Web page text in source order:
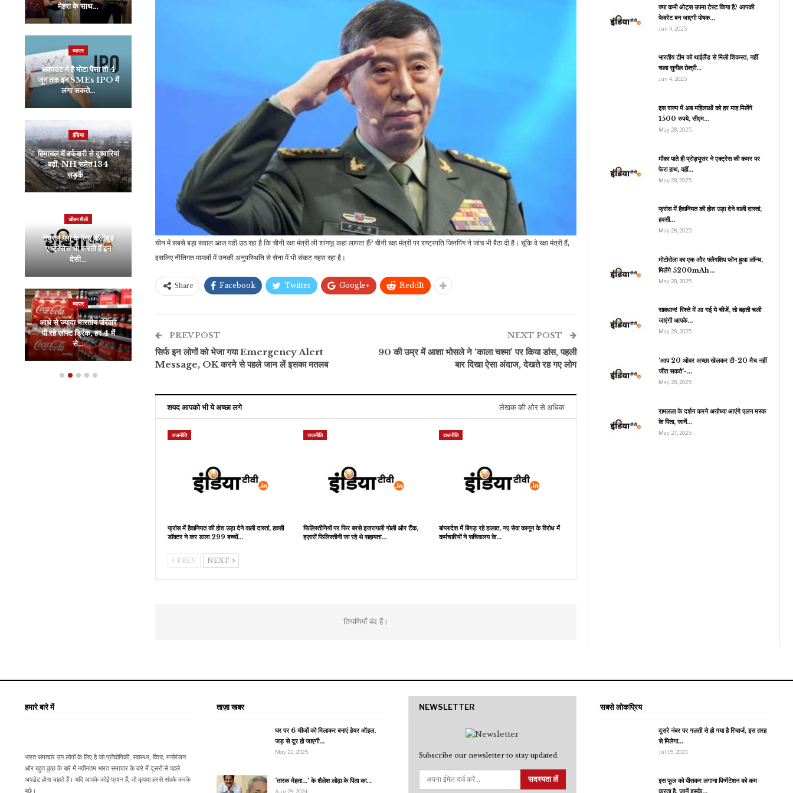
चीन में सबसे बड़ा सवाल आज यही उठ रहा है कि चीनी रक्षा मंत्री ली शांगफू कहा लापता हैं? चीनी रक्षा मंत्री पर राष्ट्रपति जिनपिंग ने जांच भी बैठा ​दी है। चूंकि वे रक्षा मंत्री हैं,
इसलिए नीतिगत मामलों में उनकी अनुपस्थिति से सेना में भी संकट गहरा रहा है।
Share Facebook Twitter Google+ ReddIt
PREV POST
सिर्फ इन लोगों को भेजा गया Emergency Alert
Message, OK करने से पहले जान लें इसका मतलब
NEXT POST
90 की उम्र में आशा भोसले ने ‘काला चश्मा’ पर किया डांस, पहली
बार दिखा ऐसा अंदाज, देखते रह गए लोग
शयद आपको भी ये अच्छा लगे लेखक की ओर से अधिक
राजनीति
फ्रांस में हैवानियत की होश उड़ा देने वाली दास्तां, हवसी
डॉक्टर ने कर डाला 299 बच्चों…
राजनीति
फिलिस्तीनियों पर फिर बरसे इजरायली गोली और टैंक,
हज़ारों फिलिस्तीनी जा रहे थे सहायता…
राजनीति
बांग्लादेश में बिगड़ रहे हालात, नए सेवा कानून के विरोध में
कर्मचारियों ने सचिवालय के…
PREV NEXT
टिप्पणियाँ बंद हैं।
क्या कभी ओट्स उपमा टेस्ट किया है? आपकी
फेवरेट बन जाएगी पोषक…
Jun 4, 2025
भारतीय टीम को थाईलैंड से मिली शिकस्त, नहीं
चला सुनील छेत्री…
Jun 4, 2025
इस राज्य में अब महिलाओं को हर माह मिलेंगे
1500 रुपये, सीएम…
May 28, 2025
मौका पाते ही प्रोड्यूसर ने एक्ट्रेस की कमर पर
फेरा हाथ, वहीं…
May 28, 2025
फ्रांस में हैवानियत की होश उड़ा देने वाली दास्तां,
हवसी…
May 28, 2025
मोटोरोला का एक और फ्लैगशिप फोन हुआ लॉन्च,
मिलेंगे 5200mAh…
May 28, 2025
सावधान! रिश्ते में आ गई ये चीजें, तो बढ़ती चली
जाएंगी आपके…
May 28, 2025
‘आप 20 ओवर अच्छा खेलकर टी-20 मैच नहीं
जीत सकते’-…
May 28, 2025
रामलला के दर्शन करने अयोध्या आएंगे एलन मस्क
के पिता, जानें…
May 27, 2025
मेहरा के साथ…
व्यापार
अकाउंट में है मोटा पैसा तो 4
जून तक इन SMEs IPO में
लगा सकते…
इंडिया
हिमाचल में बर्फबारी से दुश्वारियां
बढ़ीं, NH समेत 134
सड़कें…
जीवन शैली
नेचुरल ग्लो के लिए बॉलीवुड
एक्ट्रेसेस भी करती हैं इन
देसी…
व्यापार
आधे से ज्यादा भारतीय परिवार
पी रहे सॉफ्ट ड्रिंक, हर 4 में
से…
संजय लीला भंसाली की मां ने
कपड़े सिलकर किया था गुजारा,
अब…
व्यापार
कृषि भूमि में निवेश करना एक
स्मार्ट डिसीजन, जोरदार रिटर्न
के…
“पीएम मोदी ने पाकिस्तान से भी
दिमाग से बाहर निकाल फेंकना
चाहते हैं सुसाइड का ख्याल, तो
इन…
Gold Rate: सोना हुआ
सस्ता चांदी में 400 रुपये की
इंडिया
किसी महिला के लिए उसके
चरित्र पर लांछन लगाने से
अधिक भयावह…
रौद्योगिकी
WhatsApp Voice
Chat: वॉट्सऐप ने शुरू किया
अपना एक नया…
Jio का 84 दिन वाला सस्ता
प्लान, 14 OTT बेनेफिट्स
के साथ…
टी20 वर्ल्ड कप में पाकिस्तान
की धमाकेदार शुरुआत, पहले ही
लॉन्च हुआ रियलमी का शानादार
Realme 11 4G
कोविड सेंटर स्कैम केस में संजय
हमारे बारे में
भारत समाचार उन लोगों के लिए है जो प्रौद्योगिकी, स्वास्थ्य, विश्व, मनोरंजन
और बहुत कुछ के बारे में नवीनतम भारत समाचार के बारे में दूसरों से पहले
अपडेट होना चाहते हैं। यदि आपके कोई प्रश्न हैं, तो कृपया हमसे संपर्क करके
पूछें।
ताज़ा खबर
घर पर 6 चीजों को मिलाकर बनाएं हेयर ऑइल,
जड़ से दूर हो जाएगी…
May 22, 2025
‘तारक मेहता…’ के शैलेश लोढ़ा के पिता का…
NEWSLETTER
Subscribe our newsletter to stay updated.
सदस्यता लें
सबसे लोकप्रिय
दूसरे नंबर पर गलती से हो गया है रिचार्ज, इस तरह
से मिलेगा…
Jul 15, 2023
इस फूल को पीसकर लगाना पिग्मेंटेशन को कम